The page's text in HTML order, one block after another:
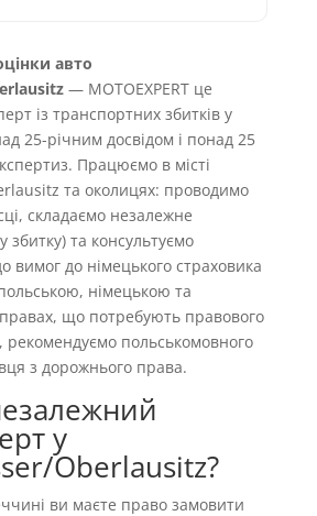
авто
— MOTOEXPERT це
із транспортних збитків у
25-річним досвідом і понад 25
Працюємо в місті
та околицях: проводимо
складаємо незалежне
збитку) та консультуємо
вимог до німецького страховика
німецькою та
що потребують правового
рекомендуємо польськомовного
з дорожнього права.
у
Oberlausitz?
ви маєте право замовити